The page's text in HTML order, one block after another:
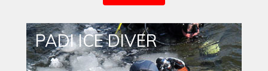
PADI ICE DIVER